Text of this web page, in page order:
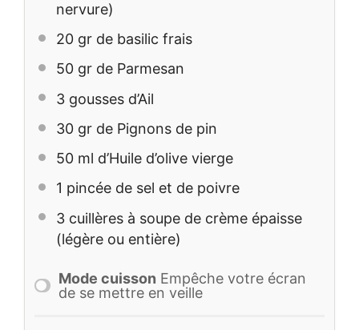
nervure)
20 gr de basilic frais
50 gr de Parmesan
3 gousses d’Ail
30 gr de Pignons de pin
50 ml d’Huile d’olive vierge
1 pincée de sel et de poivre
3 cuillères à soupe de crème épaisse
(légère ou entière)
Mode cuisson Empêche votre écran
de se mettre en veille